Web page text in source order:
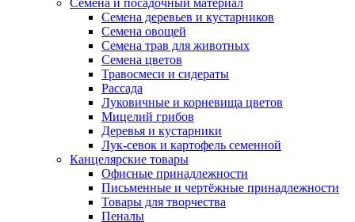
Семена и посадочный материал
Семена деревьев и кустарников
Семена овощей
Семена трав для животных
Семена цветов
Травосмеси и сидераты
Рассада
Луковичные и корневища цветов
Мицелий грибов
Деревья и кустарники
Лук-севок и картофель семенной
Канцелярские товары
Офисные принадлежности
Письменные и чертёжные принадлежности
Товары для творчества
Пеналы